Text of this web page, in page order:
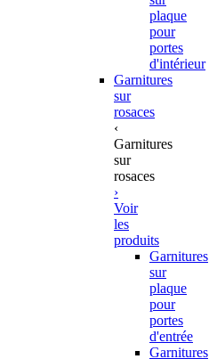
plaque
pour
portes
d'intérieur
Garnitures
sur
rosaces
‹
Garnitures
sur
rosaces
›
Voir
les
produits
Garnitures
sur
plaque
pour
portes
d'entrée
Garnitures